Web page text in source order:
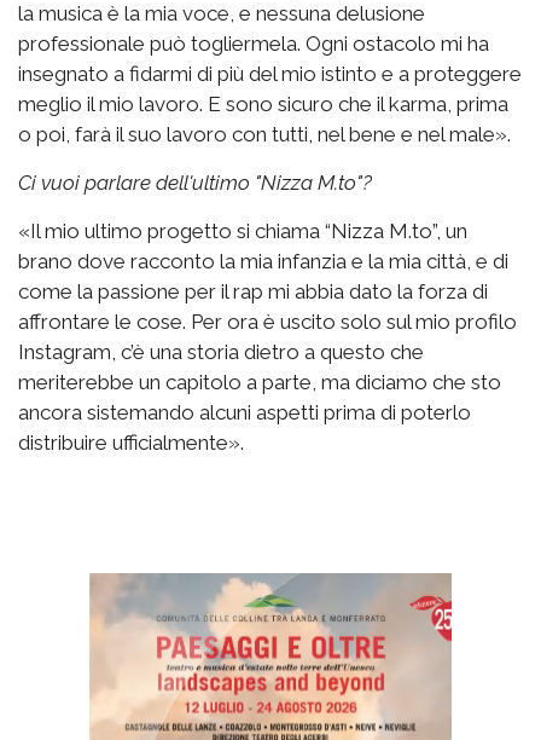
la musica è la mia voce, e nessuna delusione
professionale può togliermela. Ogni ostacolo mi ha
insegnato a fidarmi di più del mio istinto e a proteggere
meglio il mio lavoro. E sono sicuro che il karma, prima
o poi, farà il suo lavoro con tutti, nel bene e nel male».
Ci vuoi parlare dell'ultimo "Nizza M.to"?
«Il mio ultimo progetto si chiama “Nizza M.to”, un
brano dove racconto la mia infanzia e la mia città, e di
come la passione per il rap mi abbia dato la forza di
affrontare le cose. Per ora è uscito solo sul mio profilo
Instagram, c’è una storia dietro a questo che
meriterebbe un capitolo a parte, ma diciamo che sto
ancora sistemando alcuni aspetti prima di poterlo
distribuire ufficialmente».